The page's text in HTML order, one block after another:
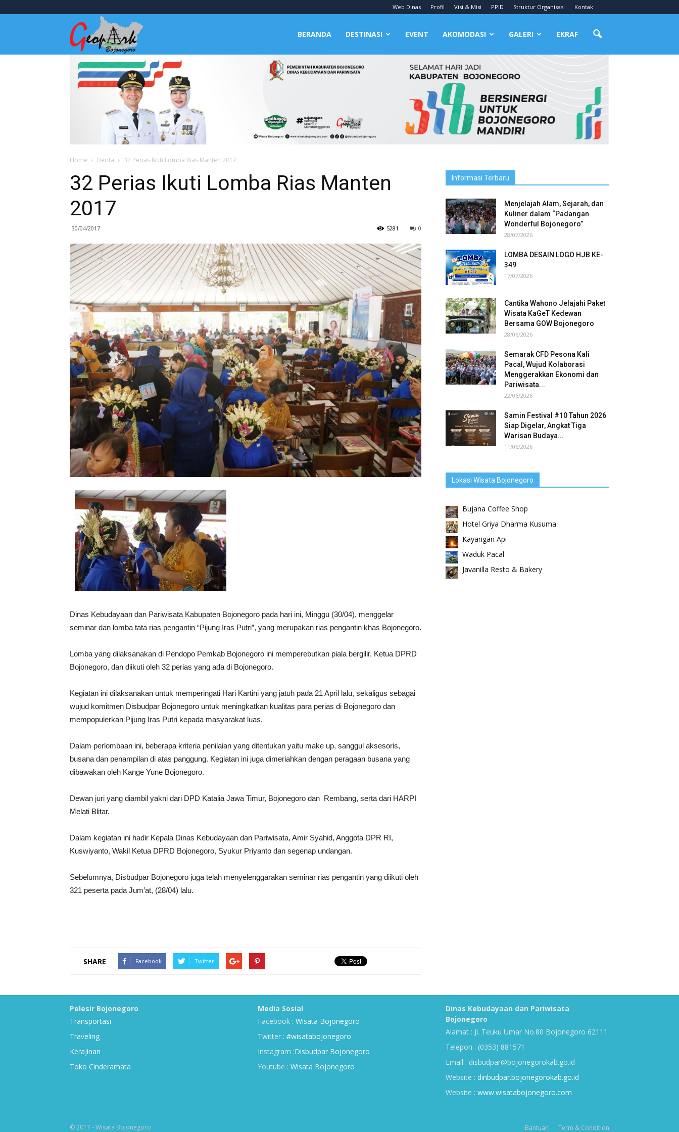
Web Dinas Profil Visi & Misi PPID Struktur Organisasi Kontak
Bojonegoro
BERANDA DESTINASI EVENT AKOMODASI GALERI EKRAF
Home Berita 32 Perias Ikuti Lomba Rias Manten 2017
32 Perias Ikuti Lomba Rias Manten
2017
30/04/2017 0
5281
Dinas Kebudayaan dan Pariwisata Kabupaten Bojonegoro pada hari ini, Minggu (30/04), menggelar
seminar dan lomba tata rias pengantin “Pijung Iras Putri”, yang merupakan rias pengantin khas Bojonegoro.
Lomba yang dilaksanakan di Pendopo Pemkab Bojonegoro ini memperebutkan piala bergilir, Ketua DPRD
Bojonegoro, dan diikuti oleh 32 perias yang ada di Bojonegoro.
Kegiatan ini dilaksanakan untuk memperingati Hari Kartini yang jatuh pada 21 April lalu, sekaligus sebagai
wujud komitmen Disbudpar Bojonegoro untuk meningkatkan kualitas para perias di Bojonegoro dan
mempopulerkan Pijung Iras Putri kepada masyarakat luas.
Dalam perlombaan ini, beberapa kriteria penilaian yang ditentukan yaitu make up, sanggul aksesoris,
busana dan penampilan di atas panggung. Kegiatan ini juga dimeriahkan dengan peragaan busana yang
dibawakan oleh Kange Yune Bojonegoro.
Dewan juri yang diambil yakni dari DPD Katalia Jawa Timur, Bojonegoro dan Rembang, serta dari HARPI
Melati Blitar.
Dalam kegiatan ini hadir Kepala Dinas Kebudayaan dan Pariwisata, Amir Syahid, Anggota DPR RI,
Kuswiyanto, Wakil Ketua DPRD Bojonegoro, Syukur Priyanto dan segenap undangan.
Sebelumnya, Disbudpar Bojonegoro juga telah menyelenggarakan seminar rias pengantin yang diikuti oleh
321 peserta pada Jum’at, (28/04) lalu.
SHARE Facebook Twitter
Informasi Terbaru
Menjelajah Alam, Sejarah, dan
Kuliner dalam “Padangan
Wonderful Bojonegoro”
28/07/2026
LOMBA DESAIN LOGO HJB KE-
349
17/07/2026
Cantika Wahono Jelajahi Paket
Wisata KaGeT Kedewan
Bersama GOW Bojonegoro
28/06/2026
Semarak CFD Pesona Kali
Pacal, Wujud Kolaborasi
Menggerakkan Ekonomi dan
Pariwisata...
22/06/2026
Samin Festival #10 Tahun 2026
Siap Digelar, Angkat Tiga
Warisan Budaya...
11/06/2026
Lokasi Wisata Bojonegoro
Bujana Coffee Shop
Hotel Griya Dharma Kusuma
Kayangan Api
Waduk Pacal
Javanilla Resto & Bakery
Pelesir Bojonegoro
Transportasi
Traveling
Kerajinan
Toko Cinderamata
Media Sosial
Facebook : Wisata Bojonegoro
Twitter : #wisatabojonegoro
Instagram :Disbudpar Bojonegoro
Youtube : Wisata Bojonegoro
Dinas Kebudayaan dan Pariwisata
Bojonegoro
Alamat : Jl. Teuku Umar No.80 Bojonegoro 62111
Telepon : (0353) 881571
Email : disbudpar@bojonegorokab.go.id
Website : dinbudpar.bojonegorokab.go.id
Website : www.wisatabojonegoro.com
Bantuan Term & Condition
© 2017 - Wisata Bojonegoro